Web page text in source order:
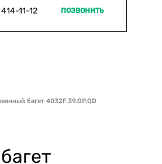
11-12 ПОЗВОНИТЬ
багет 4032F.39.OP.QD